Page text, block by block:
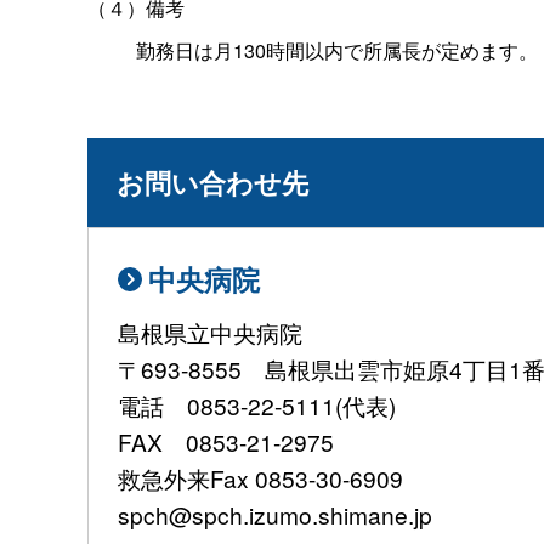
（４）備考
勤務日は月130時間以内で所属長が定めます。
お問い合わせ先
中央病院
島根県立中央病院
〒693-8555 島根県出雲市姫原4丁目1
電話 0853-22-5111(代表)
FAX 0853-21-2975
救急外来Fax 0853-30-6909
spch@spch.izumo.shimane.jp